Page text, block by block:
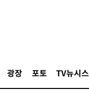
광장 포토 TV뉴시스